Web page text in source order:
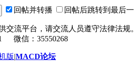
回帖并转播 回帖后跳转到最后
交流平台，请交流人员遵守法律法规
微信：35550268
版|MACD论坛